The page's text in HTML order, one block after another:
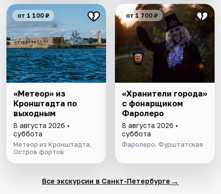
от 1 100 ₽
«Метеор» из
Кронштадта по
выходным
8 августа 2026 •
суббота
Метеор из Кронштадта.
Остров фортов
от 1 700 ₽
«Хранители города»
с фонарщиком
Фаролеро
8 августа 2026 •
суббота
Фаролеро. Фурштатская
Все экскурсии в Санкт-Петербурге →